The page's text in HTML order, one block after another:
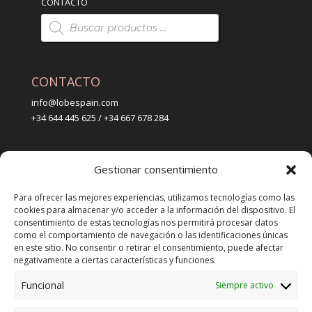
Gestionar consentimiento
Para ofrecer las mejores experiencias, utilizamos tecnologías como las
cookies para almacenar y/o acceder a la información del dispositivo. El
consentimiento de estas tecnologías nos permitirá procesar datos
como el comportamiento de navegación o las identificaciones únicas
en este sitio. No consentir o retirar el consentimiento, puede afectar
negativamente a ciertas características y funciones.
Funcional Siempre activo
Búsqueda
CONTACTO
info@lobespain.com
+34 644 445 625 / +34 667 678 284
C/ San José 6, 11004 Cádiz
LEGAL
POLÍTICA DE ENVÍO